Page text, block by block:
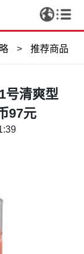
> 推荐商品
号清爽型
97元